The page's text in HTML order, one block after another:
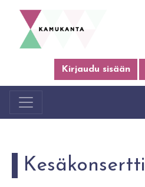
Kirjaudu sisään
Kesäkonsertti